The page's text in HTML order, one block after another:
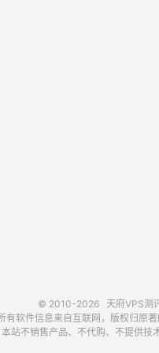
© 2010-2026 天府VPS测
有软件信息来自互联网，版权归原
本站不销售产品、不代购、不提供技